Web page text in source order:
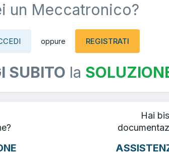
un Meccatronico?
oppure REGISTRATI
SUBITO la
Hai